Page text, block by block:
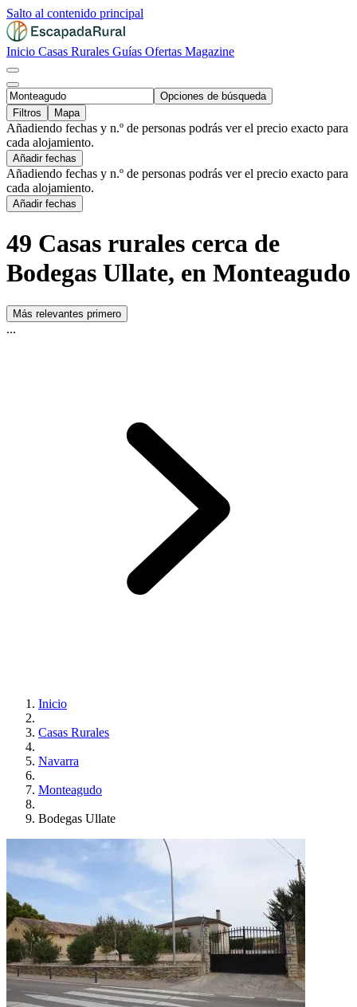
Salto al contenido principal
Inicio Casas Rurales Guías Ofertas Magazine
Opciones de búsqueda
Filtros
Mapa
Añadiendo fechas y n.º de personas podrás ver el precio exacto para
cada alojamiento.
Añadir fechas
Añadiendo fechas y n.º de personas podrás ver el precio exacto para
cada alojamiento.
Añadir fechas
49 Casas rurales cerca de
Bodegas Ullate, en Monteagudo
Más relevantes primero
...
Inicio
Casas Rurales
Navarra
Monteagudo
Bodegas Ullate